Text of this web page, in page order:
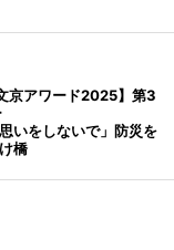
京アワード2025】第3
いをしないで」防災を
橋